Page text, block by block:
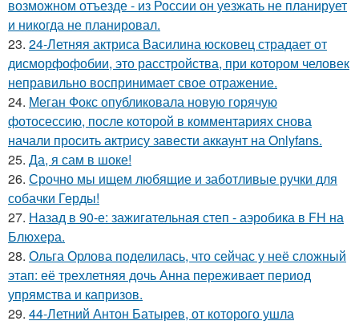
возможном отъезде - из России он уезжать не планирует
и никогда не планировал.
23. 24-Летняя актриса Василина юсковец страдает от
дисморфофобии, это расстройства, при котором человек
неправильно воспринимает свое отражение.
24. Меган Фокс опубликовала новую горячую
фотосессию, после которой в комментариях снова
начали просить актрису завести аккаунт на Onlyfans.
25. Да, я сам в шоке!
26. Срочно мы ищем любящие и заботливые ручки для
собачки Герды!
27. Назад в 90-е: зажигательная степ - аэробика в FH на
Блюхера.
28. Ольга Орлова поделилась, что сейчас у неё сложный
этап: её трехлетняя дочь Анна переживает период
упрямства и капризов.
29. 44-Летний Антон Батырев, от которого ушла